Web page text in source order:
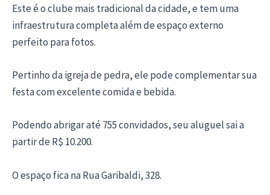
Este é o clube mais tradicional da cidade, e tem uma
infraestrutura completa além de espaço externo
perfeito para fotos.
Pertinho da igreja de pedra, ele pode complementar sua
festa com excelente comida e bebida.
Podendo abrigar até 755 convidados, seu aluguel sai a
partir de R$ 10.200.
O espaço fica na Rua Garibaldi, 328.